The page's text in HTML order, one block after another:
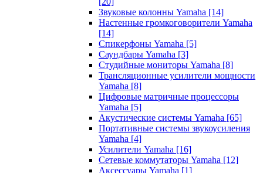
Звуковые колонны Yamaha [14]
Настенные громкоговорители Yamaha
[14]
Спикерфоны Yamaha [5]
Саундбары Yamaha [3]
Студийные мониторы Yamaha [8]
Трансляционные усилители мощности
Yamaha [8]
Цифровые матричные процессоры
Yamaha [5]
Акустические системы Yamaha [65]
Портативные системы звукоусиления
Yamaha [4]
Усилители Yamaha [16]
Сетевые коммутаторы Yamaha [12]
Аксессуары Yamaha [1]